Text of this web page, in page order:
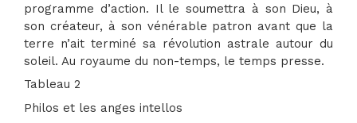
programme d’action. Il le soumettra à son Dieu, à
son créateur, à son vénérable patron avant que la
terre n’ait terminé sa révolution astrale autour du
soleil. Au royaume du non-temps, le temps presse.
Tableau 2
Philos et les anges intellos